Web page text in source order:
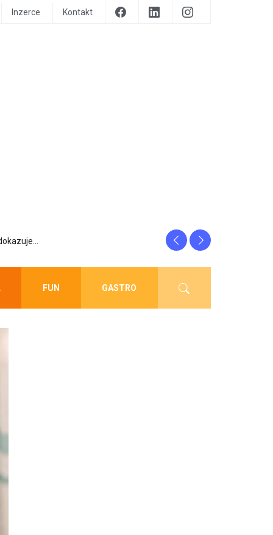
Inzerce Kontakt
c... PreviousNext
FUN GASTRO